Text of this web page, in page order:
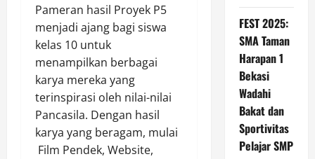
Pameran hasil Proyek P5
menjadi ajang bagi siswa
kelas 10 untuk
menampilkan berbagai
karya mereka yang
terinspirasi oleh nilai-nilai
Pancasila. Dengan hasil
karya yang beragam, mulai
Film Pendek, Website,
FEST 2025:
SMA Taman
Harapan 1
Bekasi
Wadahi
Bakat dan
Sportivitas
Pelajar SMP